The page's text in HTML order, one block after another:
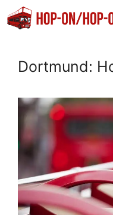
Zum
Inhalt
Dortmund: